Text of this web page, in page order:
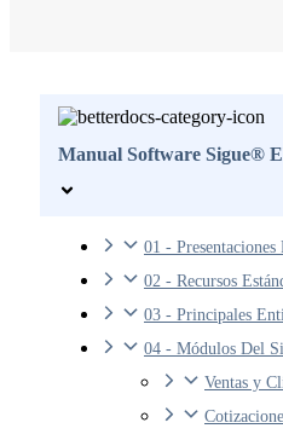
Manual Software Sigue®
01 - Presentaciones
02 - Recursos
03 - Principales
04 - Módulos Del
Ventas y